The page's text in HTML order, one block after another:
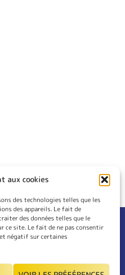
aux cookies
des technologies telles que les
des appareils. Le fait de
des données telles que le
ce site. Le fait de ne pas consentir
négatif sur certaines